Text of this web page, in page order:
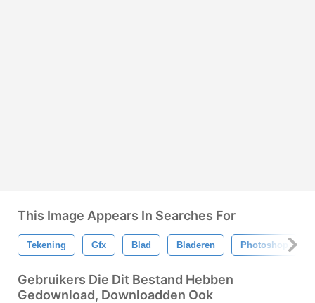
This Image Appears In Searches For
Tekening Gfx Blad Bladeren Photoshop
Gebruikers Die Dit Bestand Hebben
Gedownload, Downloadden Ook